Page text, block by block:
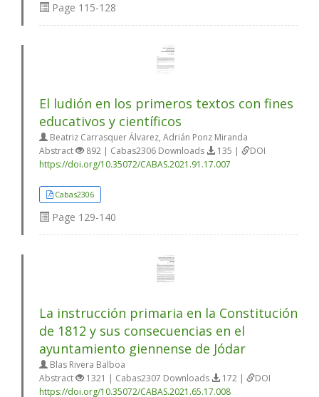
Page 115-128
El ludión en los primeros textos con fines
educativos y científicos
Beatriz Carrasquer Álvarez, Adrián Ponz Miranda
Abstract
892 | Cabas2306 Downloads 135 |
DOI
https://doi.org/10.35072/CABAS.2021.91.17.007
Cabas2306
Page 129-140
La instrucción primaria en la Constitución
de 1812 y sus consecuencias en el
ayuntamiento giennense de Jódar
Blas Rivera Balboa
Abstract
1321 | Cabas2307 Downloads 172 |
DOI
https://doi.org/10.35072/CABAS.2021.65.17.008